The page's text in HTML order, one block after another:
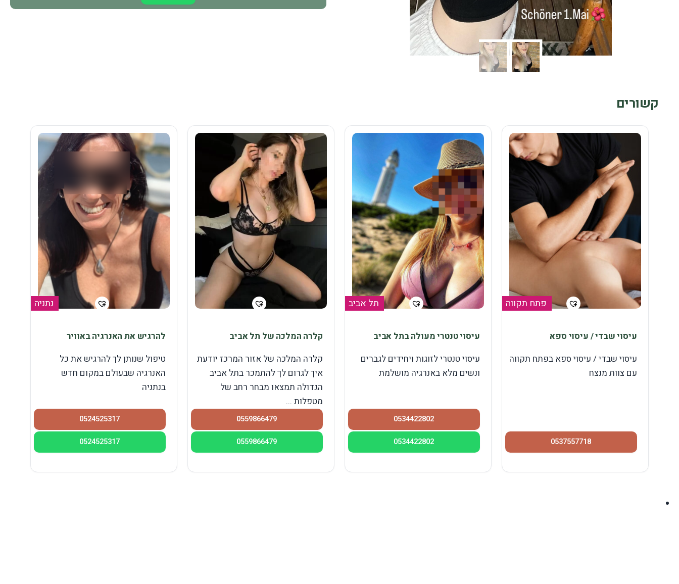
קשורים
פתח תקווה
עיסוי שבדי / עיסוי ספא
עיסוי שבדי / עיסוי ספא בפתח תקווה
עם צוות מנצח
0537557718
תל אביב
עיסוי טנטרי מעולה בתל אביב
עיסוי טנטרי לזוגות ויחידים לגברים
ונשים מלא באנרגיה מושלמת
0534422802
0534422802
קלרה המלכה של תל אביב
קלרה המלכה של אזור המרכז יודעת
איך לגרום לך להתמכר בתל אביב
הגדולה תמצאו מבחר רחב של
מטפלות ...
0559866479
0559866479
נתניה
להרגיש את האנרגיה באוויר
טיפול שנותן לך להרגיש את כל
האנרגיה שבעולם במקום חדש
בנתניה
0524525317
0524525317